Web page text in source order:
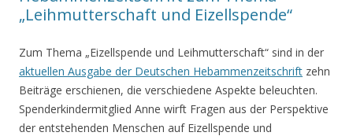
„Leihmutterschaft und Eizellspende“
Zum Thema „Eizellspende und Leihmutterschaft“ sind in der
aktuellen Ausgabe der Deutschen Hebammenzeitschrift zehn
Beiträge erschienen, die verschiedene Aspekte beleuchten.
Spenderkindermitglied Anne wirft Fragen aus der Perspektive
der entstehenden Menschen auf Eizellspende und